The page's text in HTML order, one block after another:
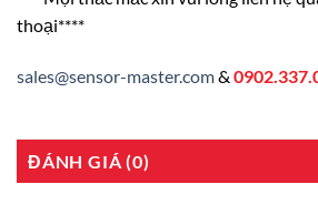
thoại****
sales@sensor-master.com&
ĐÁNH GIÁ (0)